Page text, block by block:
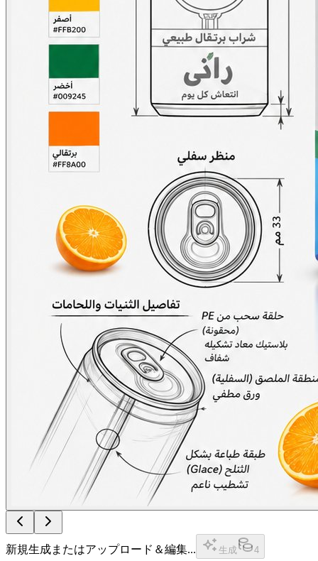
新規生成またはアップロード＆編集... 生成 4